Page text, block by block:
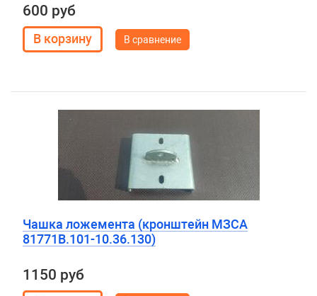
600 руб
В сравнение
Чашка ложемента (кронштейн МЗСА
81771В.101-10.36.130)
1150 руб